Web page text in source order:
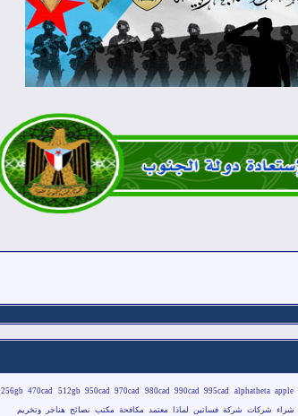
256gb 470cad 512gb 950cad 970cad 980cad 990cad 995cad alphatheta apple
شراء شركات شركة فساتين لماذا معتمد مكافحة مكتب نصائح هناجر وتخريم